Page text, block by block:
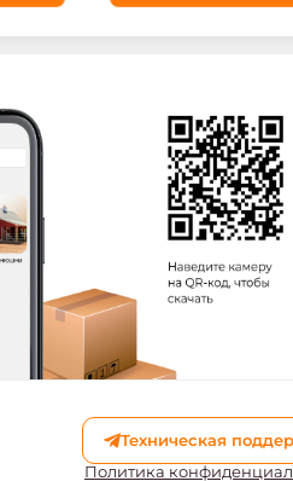
Техническая
Политика